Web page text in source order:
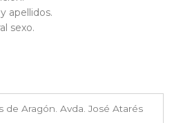
apellidos.
sexo.
de Aragón. Avda. José Atarés